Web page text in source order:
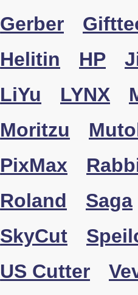
Gerber
Helitin
HP
LiYu
LYNX
Moritzu
PixMax
Roland
Saga
SkyCut
US Cutter